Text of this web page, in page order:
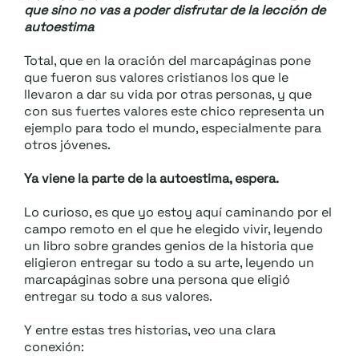
que sino no vas a poder disfrutar de la lección de
autoestima
Total, que en la oración del marcapáginas pone
que fueron sus valores cristianos los que le
llevaron a dar su vida por otras personas, y que
con sus fuertes valores este chico representa un
ejemplo para todo el mundo, especialmente para
otros jóvenes.
Ya viene la parte de la autoestima, espera.
Lo curioso, es que yo estoy aquí caminando por el
campo remoto en el que he elegido vivir, leyendo
un libro sobre grandes genios de la historia que
eligieron entregar su todo a su arte, leyendo un
marcapáginas sobre una persona que eligió
entregar su todo a sus valores.
Y entre estas tres historias, veo una clara
conexión: